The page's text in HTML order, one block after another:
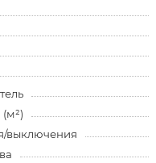
выключения